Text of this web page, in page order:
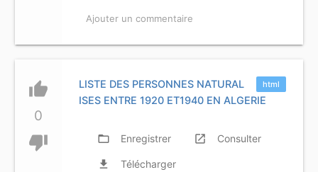
Ajouter un commentaire
thumb_up
0
thumb_down
html
LISTE DES PERSONNES NATURAL
ISES ENTRE 1920 ET1940 EN ALGERIE
folder_open Enregistrer launch Consulter
file_download Télécharger